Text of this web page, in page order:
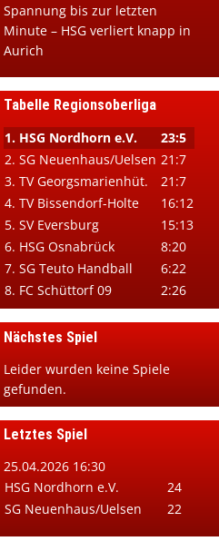
Spannung bis zur letzten
Minute – HSG verliert knapp in
Aurich
Tabelle Regionsoberliga
1. HSG Nordhorn e.V.
23:5
2. SG Neuenhaus/Uelsen 21:7
3. TV Georgsmarienhüt.
21:7
4. TV Bissendorf-Holte
16:12
5. SV Eversburg
15:13
6. HSG Osnabrück
8:20
7. SG Teuto Handball
6:22
8. FC Schüttorf 09
2:26
Nächstes Spiel
Leider wurden keine Spiele
gefunden.
Letztes Spiel
25.04.2026 16:30
HSG Nordhorn e.V.
24
SG Neuenhaus/Uelsen
22